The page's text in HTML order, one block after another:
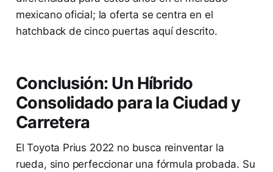
mexicano oficial; la oferta se centra en el
hatchback de cinco puertas aquí descrito.
Conclusión: Un Híbrido
Consolidado para la Ciudad y
Carretera
El Toyota Prius 2022 no busca reinventar la
rueda, sino perfeccionar una fórmula probada. Su